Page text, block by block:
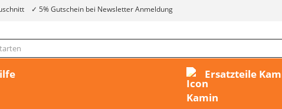
5% Gutschein bei Newsletter Anmeldung
Ersatzteile